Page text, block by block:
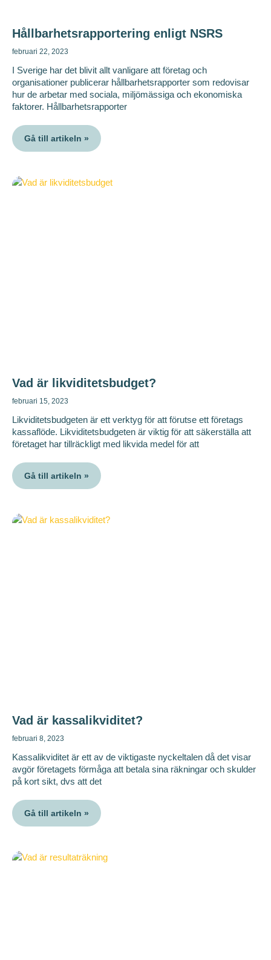
Hållbarhetsrapportering enligt NSRS
februari 22, 2023
I Sverige har det blivit allt vanligare att företag och
organisationer publicerar hållbarhetsrapporter som redovisar
hur de arbetar med sociala, miljömässiga och ekonomiska
faktorer. Hållbarhetsrapporter
Gå till artikeln »
Vad är likviditetsbudget?
februari 15, 2023
Likviditetsbudgeten är ett verktyg för att förutse ett företags
kassaflöde. Likviditetsbudgeten är viktig för att säkerställa att
företaget har tillräckligt med likvida medel för att
Gå till artikeln »
Vad är kassalikviditet?
februari 8, 2023
Kassalikviditet är ett av de viktigaste nyckeltalen då det visar
avgör företagets förmåga att betala sina räkningar och skulder
på kort sikt, dvs att det
Gå till artikeln »